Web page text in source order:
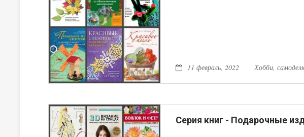
11 февраль, 2022 Хобби,
Серия книг - Подарочные